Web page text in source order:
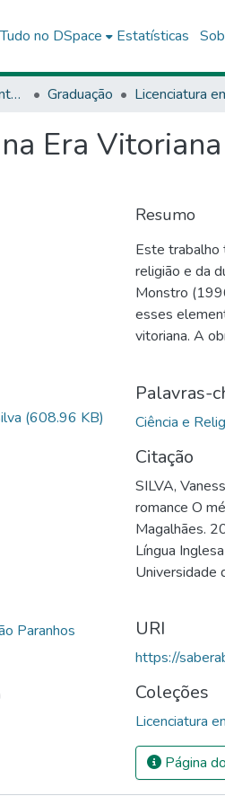
Tudo no DSpace Estatísticas
Campus VI - Departamento de Ciências Humanas (DCH) - Caetité Graduação
Era
(608.96 KB)
Paranhos
Resumo
Este trabalho
religião e da
Monstro
esses
vitoriana. A
virtudes. A
progresso
que busca
como
Hyde, ele
tentativa de
Desse modo,
análise de
(1996) utiliza
ciência,
revelando
humana.
Palavras-
Ciência e
Citação
SILVA,
romance O
Magalhães.
Língua
Universidade
URI
https://
Coleções
Licenciatura
Página